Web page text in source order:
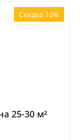
Скидка 10%
25-30 м²